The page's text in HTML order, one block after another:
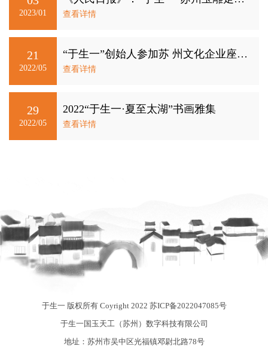
2023/01 查看详情
21
2022/05
“于生一”创始人参加苏 州文化企业座谈会
查看详情
29
2022/05
2022“于生一·夏至太湖”书画雅集
查看详情
于生一 版权所有 Coyright 2022 苏ICP备2022047085号
于生一国玉天工（苏州）数字科技有限公司
地址：苏州市吴中区光福镇邓尉北路78号